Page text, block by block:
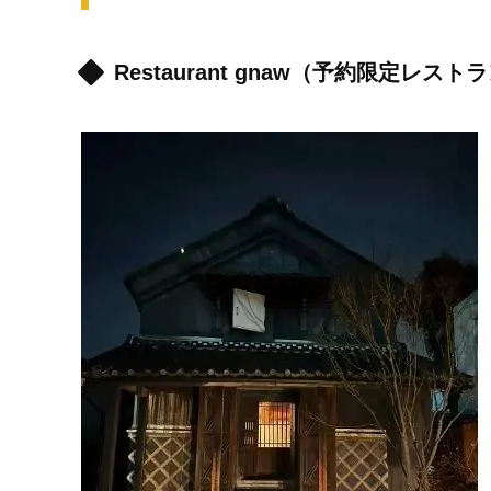
Restaurant gnaw（予約限定レスト